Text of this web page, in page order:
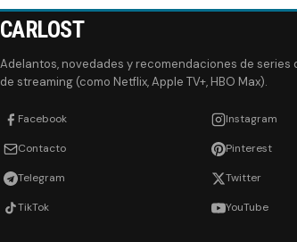
CARLOST
Adelantos, novedades y recomendaciones de series
de streaming (como Netflix, Apple TV+, HBO Max).
Facebook Instagram
Contacto Pinterest
Telegram Twitter
TikTok YouTube